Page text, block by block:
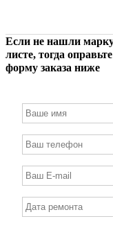
Если не нашли
листе, тогда
форму заказа ниже